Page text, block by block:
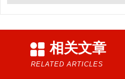
相关文章
RELATED ARTICLES